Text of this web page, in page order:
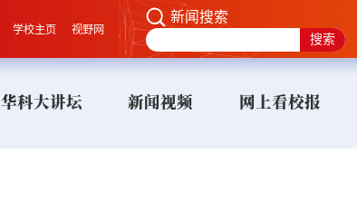
学校主页 视野网
新闻搜索
华科大讲坛 新闻视频 网上看校报